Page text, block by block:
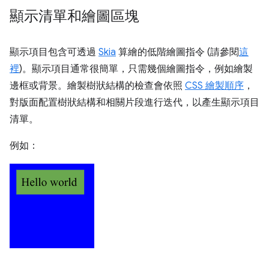
顯示清單和繪圖區塊
顯示項目包含可透過 Skia 算繪的低階繪圖指令 (請參閱這
裡)。顯示項目通常很簡單，只需幾個繪圖指令，例如繪製
邊框或背景。繪製樹狀結構的檢查會依照 CSS 繪製順序 ，
對版面配置樹狀結構和相關片段進行迭代，以產生顯示項目
清單。
例如：